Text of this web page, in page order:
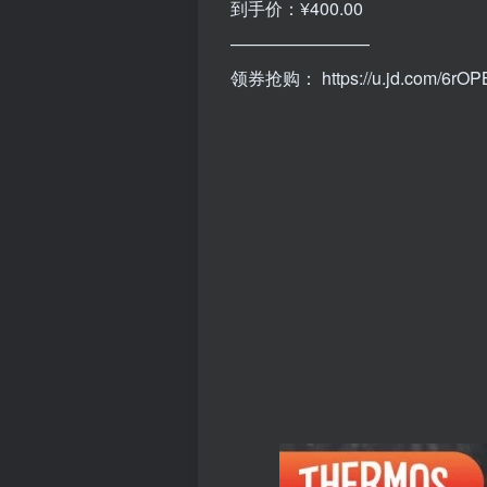
到手价：¥400.00
————————
领券抢购： https://u.jd.com/